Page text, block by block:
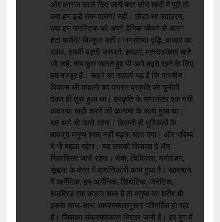
और कागज काले किए जायें मगर सीधे शब्दों में पूछें तो
क्या हम इन्हें रोक पायेंगे? नहीं। छोटा-सा उदाहरण,
क्या हम प्लास्टिक को अपने दैनिक जीवन से अलग
हटा पायेंगे? बिल्कुल नहीं। जनसंख्या वृद्धि, बाजार का
दबाव, हमारी बढ़ती जरूरतें, इच्छाएं, महत्वकांक्षाएं चाहे
जो कहें, सब कुछ जानते हुए भी आगे बढ़ते रहने के लिए
हम मजबूर हैं। कहने का तात्पर्य यह है कि मानवीय
विकास की कहानी का प्रारंभ प्रकृति को चुनौती
देकर ही शुरू हुआ था। प्रकृति के समानांतर एक नयी
व्यवस्था खड़ी करने की कल्पना के साथ हुआ था।
यह आगे भी जारी रहेगा। कितनी ही मुश्किलों के
बावजूद मनुष्य रुका नहीं बढ़ता चला गया। और भविष्य
में भी बढ़ता रहेगा। यह उसकी फितरत है और
सिलसिला जारी रहेगा। सेवा, चिकित्सा, मनोरंजन,
सूचना के क्षेत्र में क्रांतिकारी काम हुआ है। खानपान
में आर्गेनिक, इन-आर्गेनिक, सिंथेटिक, जेनेटिक,
हाइब्रिड एक कड़वा सत्य है तो मनुष्य का शरीर भी
इसके साथ-साथ आवश्यकतानुसार परिवर्तित हो रहा
है। जिसका संक्रमणकाल निरंतर जारी है। हर युग में